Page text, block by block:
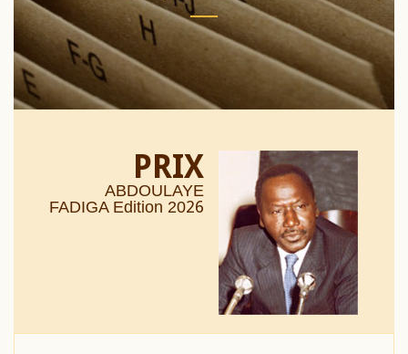
PRIX
ABDOULAYE
FADIGA Edition 2026